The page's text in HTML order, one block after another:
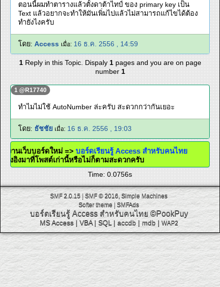
ตอนนี้ผมทำตารางแล้วตั้งดาต้าไทป์ ของ primary key เป็น
Text แล้วอยากจะทำให้มันเพิ่มไปแล้วไม่สามารถแก้ไขได้ต้อง
ทำยังไงครับ
โดย: Access เมื่อ: 16 ธ.ค. 2556 , 14:59
1Reply in this Topic. Dispaly 1 pages and you are on page
number 1
1 @R17740
ทำไมไม่ใช้ AutoNumber ล่ะครับ สะดวกกว่ากันเยอะ
โดย: ธัชชัย เมื่อ: 16 ธ.ค. 2556 , 19:03
ใช้งานเว็บบอร์ดใหม่ =>บอร์ดเรียนรู้ Access สำหรับคนไทย
อ้างอิงมาที่โพสต์เก่านี้หรือไม่ก็ตามสะดวกครับ
Time: 0.0756s
SMF 2.0.15 |SMF © 2016 Simple Machines
Softer theme
SMFAds
บอร์ดเรียนรู้ Access สำหรับคนไทย ©PookPuy
MS Access|VBA| SQL | accdb| mdb| WAP2